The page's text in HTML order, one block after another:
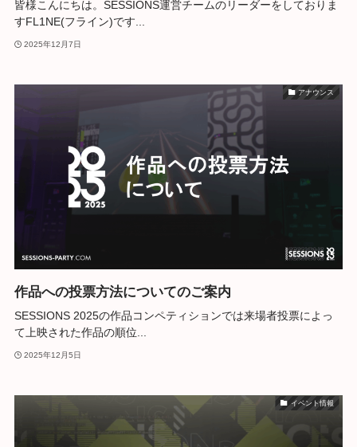
皆様こんにちは。SESSIONS運営チームのリーダーをしておりま
すFL1NE(フライン)です...
2025年12月7日
アナウンス
作品への投票方法についてのご案内
SESSIONS 2025の作品コンペティションでは来場者投票によっ
て上映された作品の順位...
2025年12月5日
イベント情報